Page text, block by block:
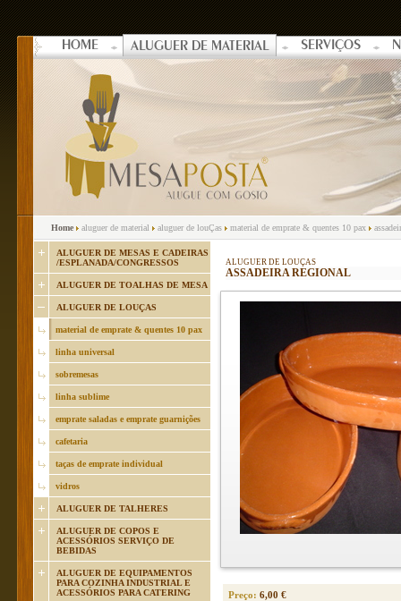
HOME ALUGUER DE MATERIAL SERVIÇOS
Home aluguer de material aluguer de louÇas material de emprate & quentes 10 pax
ALUGUER DE MESAS E CADEIRAS
/ESPLANADA/CONGRESSOS
ALUGUER DE TOALHAS DE MESA
ALUGUER DE LOUÇAS
material de emprate & quentes 10 pax
linha universal
sobremesas
linha sublime
emprate saladas e emprate guarnições
cafetaria
taças de emprate individual
vidros
ALUGUER DE TALHERES
ALUGUER DE COPOS E
ACESSÓRIOS SERVIÇO DE
BEBIDAS
ALUGUER DE EQUIPAMENTOS
PARA COZINHA INDUSTRIAL E
ACESSÓRIOS PARA CATERING
ALUGUER DE LOUÇAS
ASSADEIRA REGIONAL
Preço: 6,00 €